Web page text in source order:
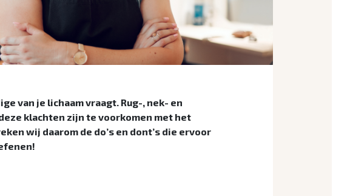
van je lichaam vraagt. Rug-, nek- en
klachten zijn te voorkomen met het
wij daarom de do’s en dont’s die ervoor